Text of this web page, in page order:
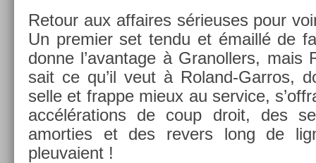
Re­tour aux af­faires sérieuses pour
Un pre­mi­er set tendu et émaillé de
donne l’avan­tage à Granoll­ers, mais
sait ce qu’il veut à Roland-Garros,
selle et frap­pe mieux au ser­vice,
accéléra­tions de coup droit, des
amort­ies et des re­v­ers long de
pleuvaient !